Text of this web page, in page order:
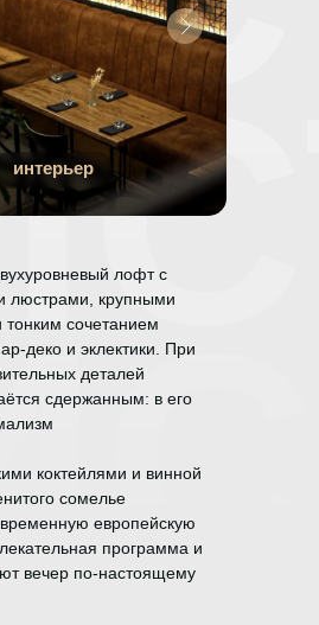
лофт с
люстрами, крупными
тонким сочетанием
деко и эклектики. При
деталей
сдержанным: в его
коктейлями и винной
сомелье
европейскую
программа и
вечер по-настоящему
интерьер